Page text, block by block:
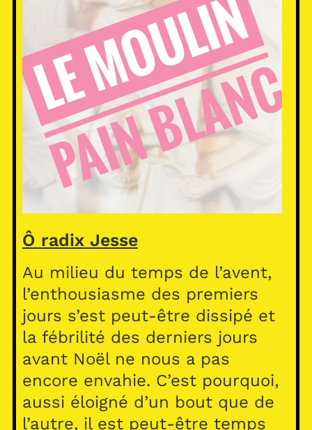
Ô radix Jesse
Au milieu du temps de l’avent,
l’enthousiasme des premiers
jours s’est peut-être dissipé et
la fébrilité des derniers jours
avant Noël ne nous a pas
encore envahie. C’est pourquoi,
aussi éloigné d’un bout que de
l’autre, il est peut-être temps